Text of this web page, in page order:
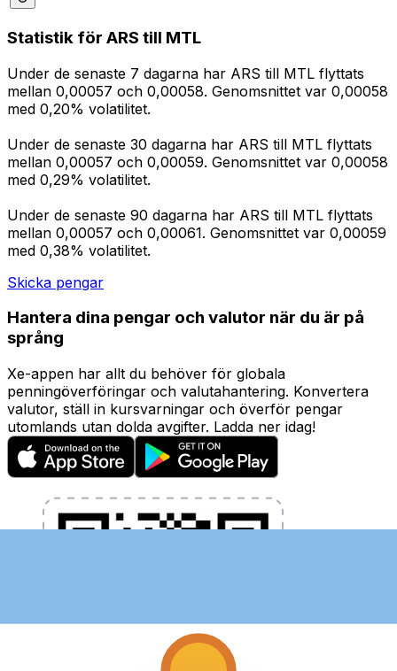
Statistik för ARS till MTL
Under de senaste 7 dagarna har ARS till MTL flyttats
mellan 0,00057 och 0,00058. Genomsnittet var 0,00058
med 0,20% volatilitet.
Under de senaste 30 dagarna har ARS till MTL flyttats
mellan 0,00057 och 0,00059. Genomsnittet var 0,00058
med 0,29% volatilitet.
Under de senaste 90 dagarna har ARS till MTL flyttats
mellan 0,00057 och 0,00061. Genomsnittet var 0,00059
med 0,38% volatilitet.
Skicka pengar
Hantera dina pengar och valutor när du är på
språng
Xe-appen har allt du behöver för globala
penningöverföringar och valutahantering. Konvertera
valutor, ställ in kursvarningar och överför pengar
utomlands utan dolda avgifter. Ladda ner idag!